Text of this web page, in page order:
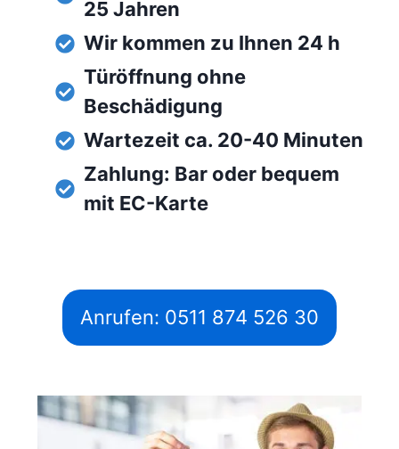
25 Jahren
Wir kommen zu Ihnen 24 h
Türöffnung ohne
Beschädigung
Wartezeit ca. 20-40 Minuten
Zahlung: Bar oder bequem
mit EC-Karte
Anrufen: 0511 874 526 30